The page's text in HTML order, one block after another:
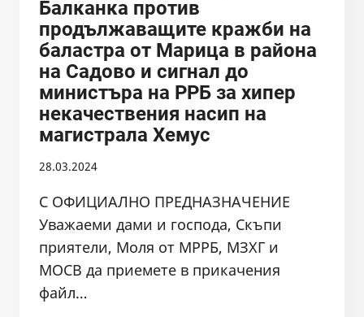
БДИБР
Балканка против
продължаващите кражби на
баластра от Марица в района
на Садово и сигнал до
министъра на РРБ за хипер
некачествения насип на
магистрала Хемус
28.03.2024
С ОФИЦИАЛНО ПРЕДНАЗНАЧЕНИЕ
Уважаеми дами и господа, Скъпи
приятели, Моля от МРРБ, МЗХГ и
МОСВ да приемете в прикачения
файл…